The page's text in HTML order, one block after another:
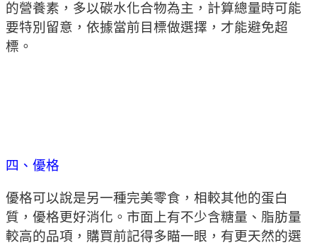
的營養素，多以碳水化合物為主，計算總量時可能
要特別留意，依據當前目標做選擇，才能避免超
標。
四、優格
優格可以說是另一種完美零食，相較其他的蛋白
質，優格更好消化。市面上有不少含糖量、脂肪量
較高的品項，購買前記得多瞄一眼，有更天然的選